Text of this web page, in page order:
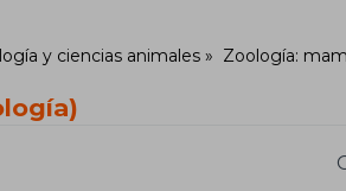
y ciencias animales Zoología: